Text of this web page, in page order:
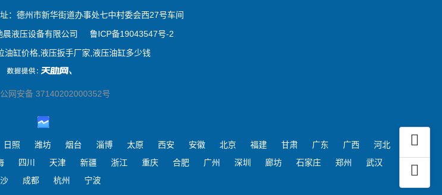
：德州市新华街道办事处七中村委会西27号车间
液压设备有限公司
鲁ICP备19043547号-2
油缸价格,液压扳手厂家,液压油缸多少钱
网安备 37140202000352号
日照 潍坊 烟台 淄博 太原 西安 安徽 北京 福建 甘肃 广东 广西
河北
四川 天津 新疆 浙江 重庆 合肥 广州 深圳 廊坊 石家庄 郑州
武汉
成都 杭州 宁波